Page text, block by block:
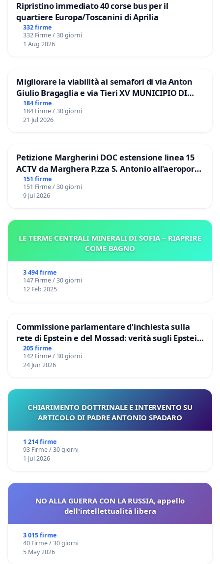
Ripristino immediato 40 corse bus per il
quartiere Europa/Toscanini di Aprilia
332 firme
332 Firme / 30 giorni
1 Aug 2026
Migliorare la viabilità ai semafori di via Anton
Giulio Bragaglia e via Tieri XV MUNICIPIO DI
ROMA
184 firme
184 Firme / 30 giorni
21 Jul 2026
Petizione Margherini DOC estensione linea 15
ACTV da Marghera P.zza S. Antonio all'aeroporto
Marco Polo tariffa a € 1,50
151 firme
151 Firme / 30 giorni
9 Jul 2026
LE TERME CENTRALI MINERALI DI SOFIA – RIAPRIRE
COME BAGNO
3 494 firme
147 Firme / 30 giorni
12 Feb 2025
Commissione parlamentare d'inchiesta sulla
rete di Epstein e del Mossad: verità sugli Epstein
Files
205 firme
142 Firme / 30 giorni
24 Jun 2026
CHIARIMENTO DOTTRINALE E INTERVENTO SU
ARTICOLO DI PADRE ANTONIO SPADARO
1 214 firme
93 Firme / 30 giorni
1 Jul 2026
NO ALLA GUERRA CON LA RUSSIA, appello
dell'intellettualità libera
3 015 firme
40 Firme / 30 giorni
5 May 2026